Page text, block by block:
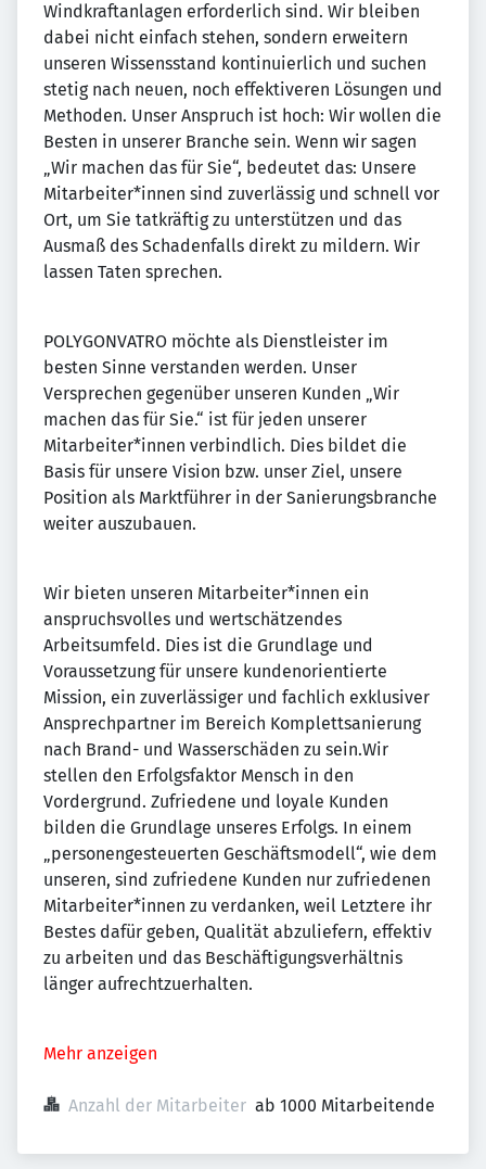
Windkraftanlagen erforderlich sind. Wir bleiben
dabei nicht einfach stehen, sondern erweitern
unseren Wissensstand kontinuierlich und suchen
stetig nach neuen, noch effektiveren Lösungen und
Methoden. Unser Anspruch ist hoch: Wir wollen die
Besten in unserer Branche sein. Wenn wir sagen
„Wir machen das für Sie“, bedeutet das: Unsere
Mitarbeiter*innen sind zuverlässig und schnell vor
Ort, um Sie tatkräftig zu unterstützen und das
Ausmaß des Schadenfalls direkt zu mildern. Wir
lassen Taten sprechen.
POLYGONVATRO möchte als Dienstleister im
besten Sinne verstanden werden. Unser
Versprechen gegenüber unseren Kunden „Wir
machen das für Sie.“ ist für jeden unserer
Mitarbeiter*innen verbindlich. Dies bildet die
Basis für unsere Vision bzw. unser Ziel, unsere
Position als Marktführer in der Sanierungsbranche
weiter auszubauen.
Wir bieten unseren Mitarbeiter*innen ein
anspruchsvolles und wertschätzendes
Arbeitsumfeld. Dies ist die Grundlage und
Voraussetzung für unsere kundenorientierte
Mission, ein zuverlässiger und fachlich exklusiver
Ansprechpartner im Bereich Komplettsanierung
nach Brand- und Wasserschäden zu sein.Wir
stellen den Erfolgsfaktor Mensch in den
Vordergrund. Zufriedene und loyale Kunden
bilden die Grundlage unseres Erfolgs. In einem
„personengesteuerten Geschäftsmodell“, wie dem
unseren, sind zufriedene Kunden nur zufriedenen
Mitarbeiter*innen zu verdanken, weil Letztere ihr
Bestes dafür geben, Qualität abzuliefern, effektiv
zu arbeiten und das Beschäftigungsverhältnis
länger aufrechtzuerhalten.
Mehr anzeigen
Anzahl der Mitarbeiter ab 1000 Mitarbeitende